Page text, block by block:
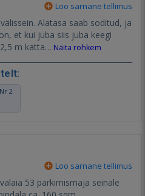
Loo sarnane tellimus
Alatasa saab soditud, ja
et kui juba siis juba keegi
m katta… Näita rohkem
2
Loo sarnane tellimus
53 parkimismaja seinale